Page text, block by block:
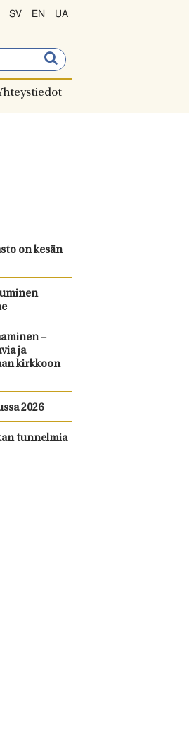
SV EN UA
on kesän
–
ja
kirkkoon
2026
tunnelmia